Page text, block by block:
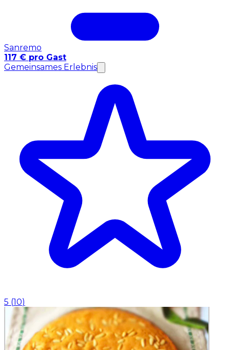
Sanremo
117 € pro Gast
Gemeinsames Erlebnis
5 (10)